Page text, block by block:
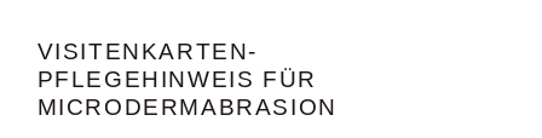
VISITENKARTEN-
PFLEGEHINWEIS FÜR
MICRODERMABRASION